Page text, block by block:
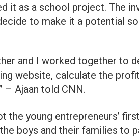
it as a school project. The
to make it a potential
and I worked together to
website, calculate the
– Ajaan told CNN.
the young entrepreneurs’
boys and their families to